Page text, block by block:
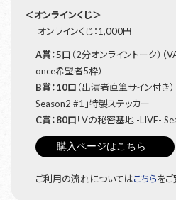
＜オンラインくじ＞
オンラインくじ：1,000円
A賞：5⼝ （2分オンライントーク）
once希望者5枠）
B賞：10⼝ （出演者直筆サイン付き
Season2 #1」特製ステッカー
C賞：80⼝「Vの秘密基地 -LIVE-
購入ページはこちら
ご利用の流れについてはこちらをご